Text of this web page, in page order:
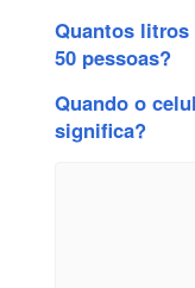
Quantos litros
50 pessoas?
Quando o
significa?